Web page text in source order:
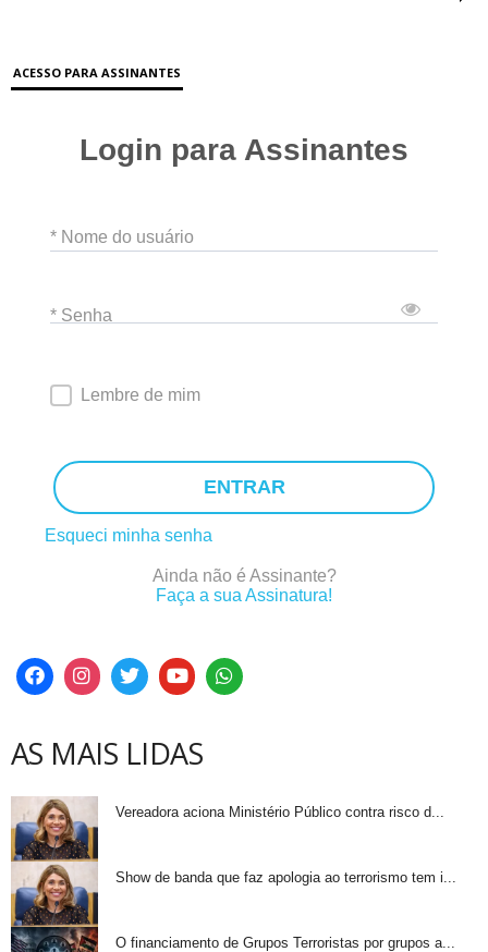
ACESSO PARA ASSINANTES
Login para Assinantes
* Nome do usuário
* Senha
Lembre de mim
ENTRAR
Esqueci minha senha
Ainda não é Assinante?
Faça a sua Assinatura!
AS MAIS LIDAS
Vereadora aciona Ministério Público contra risco d...
Show de banda que faz apologia ao terrorismo tem i...
O financiamento de Grupos Terroristas por grupos a...